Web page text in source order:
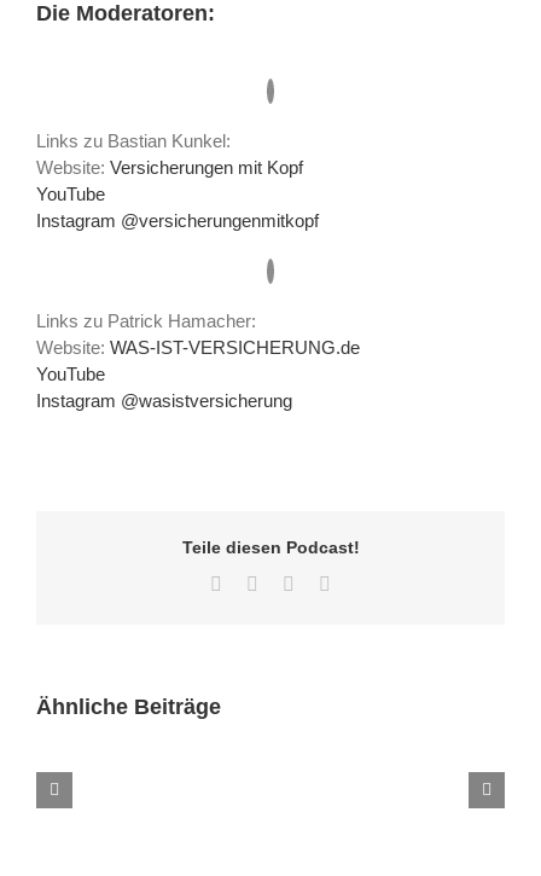
Die Moderatoren:
Links zu Bastian Kunkel:
Website: Versicherungen mit Kopf
YouTube
Instagram @versicherungenmitkopf
Links zu Patrick Hamacher:
Website: WAS-IST-VERSICHERUNG.de
YouTube
Instagram @wasistversicherung
Teile diesen Podcast!
Facebook
TwitterLinkedIn
Ähnliche Beiträge